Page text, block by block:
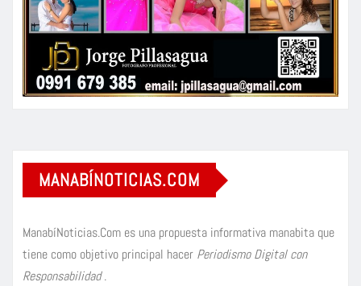
MANABÍNOTICIAS.COM
ManabíNoticias.Com es una propuesta informativa manabita que
tiene como objetivo principal hacer Periodismo Digital con
Responsabilidad.